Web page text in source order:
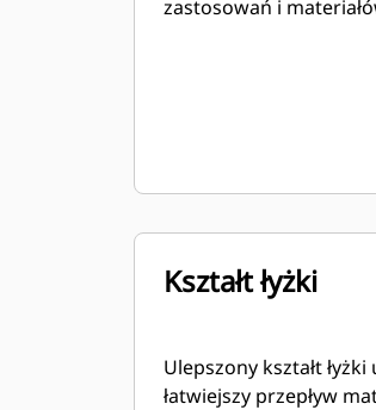
zastosowań i
Kształt łyżki
Ulepszony kształt
łatwiejszy przepływ